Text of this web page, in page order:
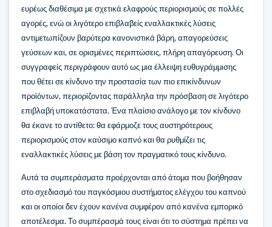
ευρέως διαθέσιμα με σχετικά ελαφρούς περιορισμούς σε πολλές
αγορές, ενώ οι λιγότερο επιβλαβείς εναλλακτικές λύσεις
αντιμετωπίζουν βαρύτερα κανονιστικά βάρη, απαγορεύσεις
γεύσεων και, σε ορισμένες περιπτώσεις, πλήρη απαγόρευση. Οι
συγγραφείς περιγράφουν αυτό ως μια έλλειψη ευθυγράμμισης
που θέτει σε κίνδυνο την προστασία των πιο επικίνδυνων
προϊόντων, περιορίζοντας παράλληλα την πρόσβαση σε λιγότερο
επιβλαβή υποκατάστατα. Ένα πλαίσιο ανάλογο με τον κίνδυνο
θα έκανε το αντίθετο: θα εφάρμοζε τους αυστηρότερους
περιορισμούς στον καύσιμο καπνό και θα ρυθμίζει τις
εναλλακτικές λύσεις με βάση τον πραγματικό τους κίνδυνο.
Αυτά τα συμπεράσματα προέρχονται από άτομα που βοήθησαν
στο σχεδιασμό του παγκόσμιου συστήματος ελέγχου του καπνού
και οι οποίοι δεν έχουν κανένα συμφέρον από κανένα εμπορικό
αποτέλεσμα. Το συμπέρασμά τους είναι ότι το σύστημα πρέπει να